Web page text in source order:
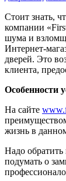
Стоит знать,
компании
шума и
Интернет-
дверей. Это
клиента,
Особенности
На сайте
жизнь в
Надо обратить
подумать о